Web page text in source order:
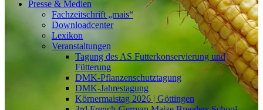
Presse & Medien
Fachzeitschrift „mais“
Downloadcenter
Lexikon
Veranstaltungen
Tagung des AS Futterkonservierung und
Fütterung
DMK-Pflanzenschutztagung
DMK-Jahrestagung
Körnermaistag 2026 | Göttingen